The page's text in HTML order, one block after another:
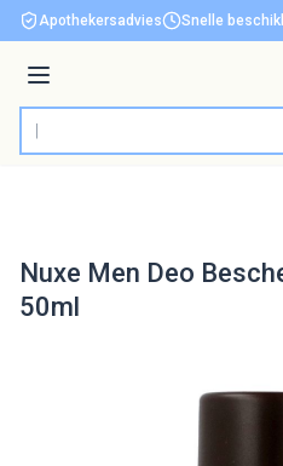
Ga naar de inhoud
Apothekersadvies Snelle
Menu
Product, merk, categorie...
Nuxe Men Deo
50ml